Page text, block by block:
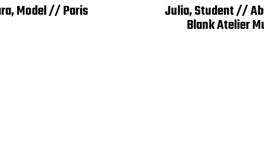
Model // Paris Julia, Student //
Blank Atelier